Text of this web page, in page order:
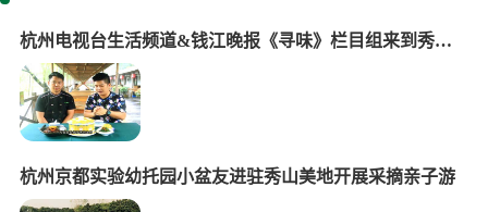
杭州电视台生活频道&钱江晚报《寻味》栏目组来到秀山美地农庄
杭州京都实验幼托园小盆友进驻秀山美地开展采摘亲子游